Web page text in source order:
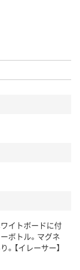
イトボードに付
ボトル。マグネ
【イレーサー】